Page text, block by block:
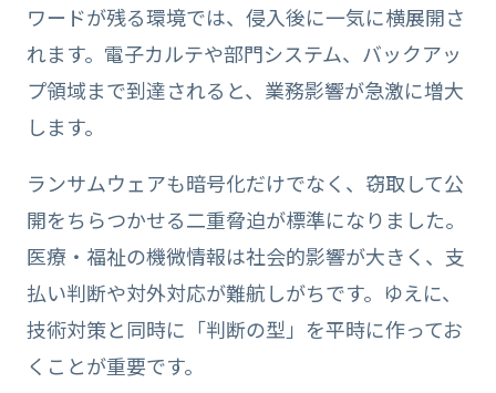
ワードが残る環境では、侵入後に一気に横展開さ
れます。電子カルテや部門システム、バックアッ
プ領域まで到達されると、業務影響が急激に増大
します。
ランサムウェアも暗号化だけでなく、窃取して公
開をちらつかせる二重脅迫が標準になりました。
医療・福祉の機微情報は社会的影響が大きく、支
払い判断や対外対応が難航しがちです。ゆえに、
技術対策と同時に「判断の型」を平時に作ってお
くことが重要です。